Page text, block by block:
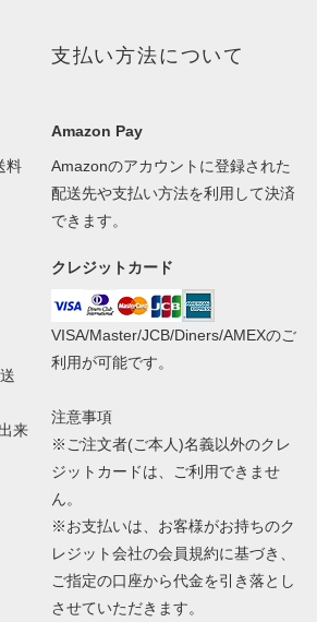
料
来
支払い方法について
Amazon Pay
Amazonのアカウントに登録された
配送先や支払い方法を利用して決済
できます。
クレジットカード
VISA/Master/JCB/Diners/AMEXのご
利用が可能です。
注意事項
※ご注文者(ご本人)名義以外のクレ
ジットカードは、ご利用できませ
ん。
※お支払いは、お客様がお持ちのク
レジット会社の会員規約に基づき、
ご指定の口座から代金を引き落とし
させていただきます。